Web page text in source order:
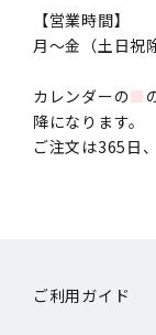
【営業時間】
月〜金（土日祝
カレンダーの■
降になります。
ご注文は365日
ご利用ガイド